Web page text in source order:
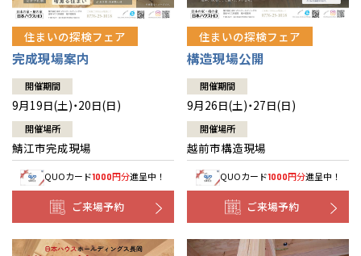
住まいの探検フェア
完成現場案内
開催期間
9月19日(土)・20日(日)
開催場所
鯖江市完成現場
QUOカード1000円分進呈中！
ご来場予約
住まいの探検フェア
構造現場公開
開催期間
9月26日(土)・27日(日)
開催場所
越前市構造現場
QUOカード1000円分進呈中！
ご来場予約